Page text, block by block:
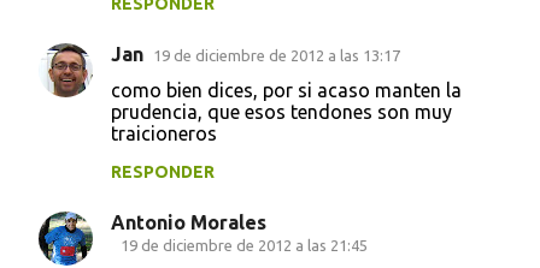
Jan 19 de diciembre de 2012 a las 13:17
como bien dices, por si acaso manten la
prudencia, que esos tendones son muy
traicioneros
RESPONDER
Antonio Morales
19 de diciembre de 2012 a las 21:45